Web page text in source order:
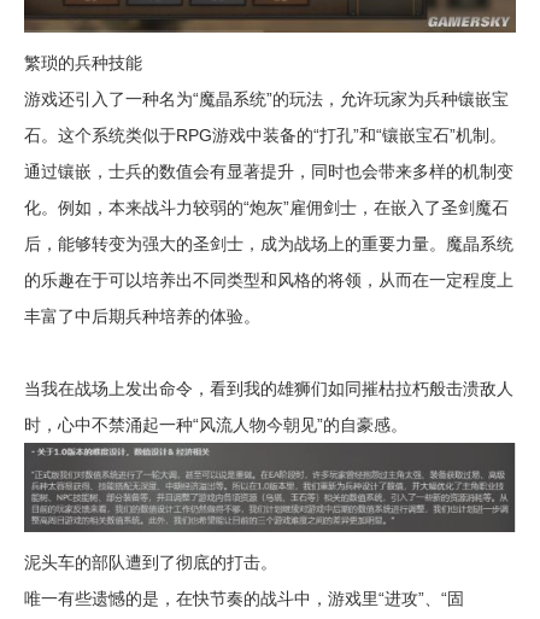
繁琐的兵种技能
游戏还引入了一种名为“魔晶系统”的玩法，允许玩家为兵种镶嵌宝
石。这个系统类似于RPG游戏中装备的“打孔”和“镶嵌宝石”机制。
通过镶嵌，士兵的数值会有显著提升，同时也会带来多样的机制变
化。例如，本来战斗力较弱的“炮灰”雇佣剑士，在嵌入了圣剑魔石
后，能够转变为强大的圣剑士，成为战场上的重要力量。魔晶系统
的乐趣在于可以培养出不同类型和风格的将领，从而在一定程度上
丰富了中后期兵种培养的体验。
当我在战场上发出命令，看到我的雄狮们如同摧枯拉朽般击溃敌人
时，心中不禁涌起一种“风流人物今朝见”的自豪感。
泥头车的部队遭到了彻底的打击。
唯一有些遗憾的是，在快节奏的战斗中，游戏里“进攻”、“固